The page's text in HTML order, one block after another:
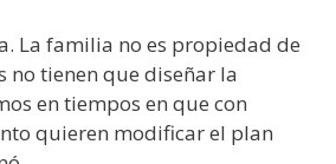
La familia no es propiedad de
no tienen que diseñar la
en tiempos en que con
quieren modificar el plan